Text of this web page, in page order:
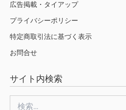
広告掲載・タイアップ
プライバシーポリシー
特定商取引法に基づく表示
お問合せ
サイト内検索